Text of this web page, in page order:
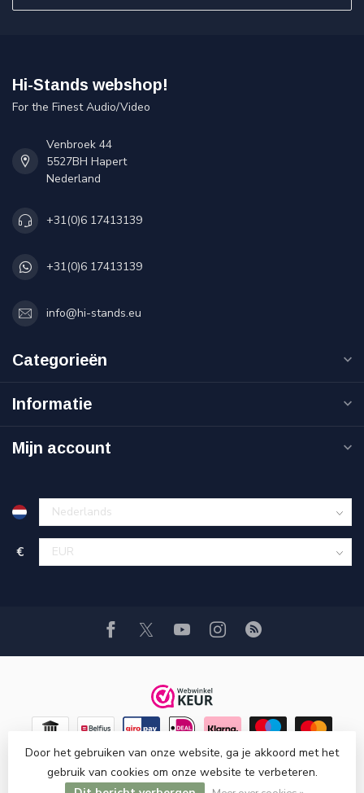
Hi-Stands webshop!
For the Finest Audio/Video
Venbroek 44
5527BH Hapert
Nederland
+31(0)6 17413139
+31(0)6 17413139
info@hi-stands.eu
Categorieën
Informatie
Mijn account
€
Door het gebruiken van onze website, ga je akkoord met het
gebruik van cookies om onze website te verbeteren.